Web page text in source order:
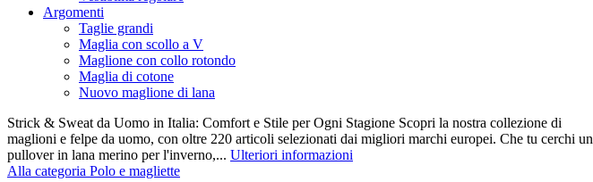
Argomenti
Taglie grandi
Maglia con scollo a V
Maglione con collo rotondo
Maglia di cotone
Nuovo maglione di lana
Strick & Sweat da Uomo in Italia: Comfort e Stile per Ogni Stagione Scopri la nostra collezione di
maglioni e felpe da uomo, con oltre 220 articoli selezionati dai migliori marchi europei. Che tu cerchi un
pullover in lana merino per l'inverno,... Ulteriori informazioni
Alla categoria Polo e magliette